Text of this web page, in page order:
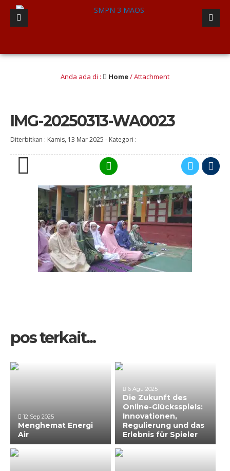
Anda ada di : Home/ Attachment
IMG-20250313-WA0023
Diterbitkan : Kamis, 13 Mar 2025 - Kategori :
pos terkait...
12 Sep 2025
Menghemat Energi
Air
6 Agu 2025
Die Zukunft des
Online-Glücksspiels:
Innovationen,
Regulierung und das
Erlebnis für Spieler